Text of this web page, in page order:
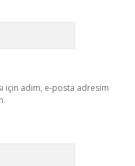
için adım, e-posta adresim